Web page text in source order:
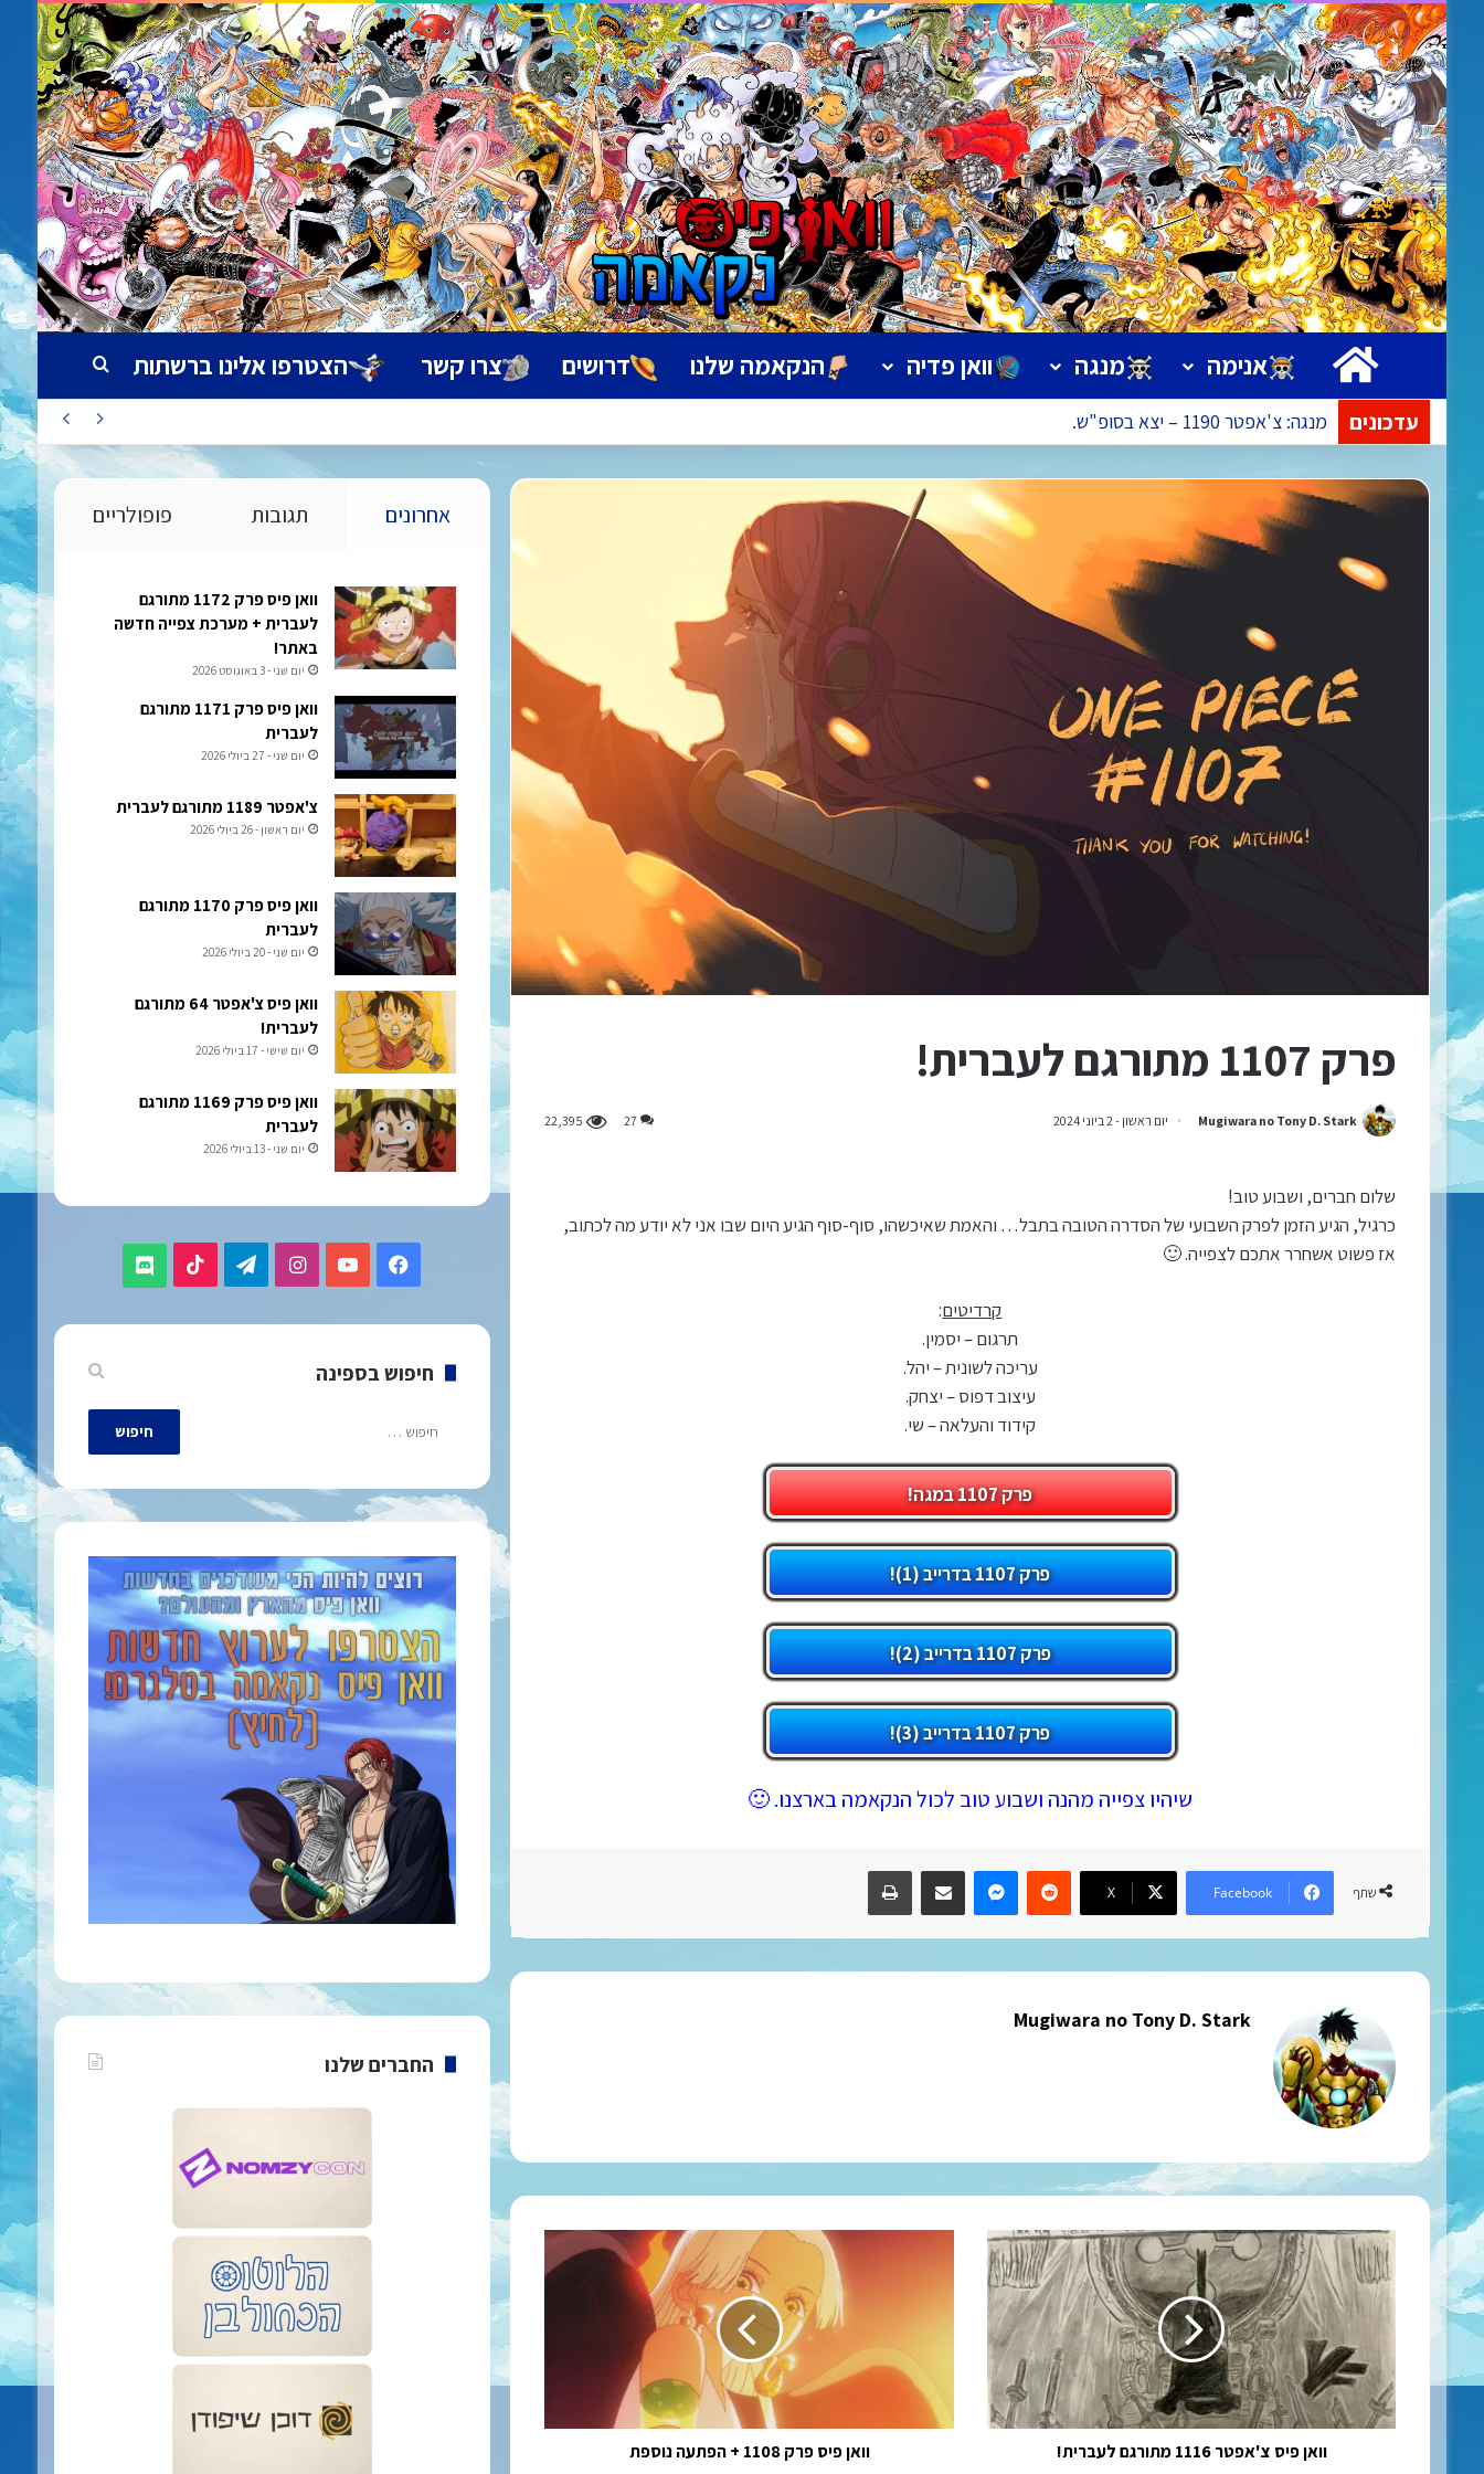
ראשי אנימה מנגה וואן פדיה הנקאמה שלנו דרושים צרו קשר הצטרפו אלינו ברשתות חיפוש עבור
עדכונים אנימה: פרק 1172 – הפרק בעריכה
פרק 1107 מתורגם לעברית!
Mugiwara no Tony D. Stark יום ראשון - 2 ביוני 2024 27
22,395
שלום חברים, ושבוע טוב!
כרגיל, הגיע הזמן לפרק השבועי של הסדרה הטובה בתבל… והאמת שאיכשהו, סוף-סוף הגיע היום שבו אני לא יודע מה לכתוב,
אז פשוט אשחרר אתכם לצפייה. 🙂
קרדיטים:
תרגום – יסמין.
עריכה לשונית – יהל.
עיצוב דפוס – יצחק.
קידוד והעלאה – שי.
פרק 1107 במגה!
פרק 1107 בדרייב (1)!
פרק 1107 בדרייב (2)!
פרק 1107 בדרייב (3)!
שיהיו צפייה מהנה ושבוע טוב לכול הנקאמה בארצנו. 🙂
שתף Facebook
X
Reddit
Messenger
שתף במייל הדפס/י
Mugiwara no Tony D. Stark
וואן
פיס
צ'אפטר
1116
מתורגם
לעברית!
וואן פיס צ'אפטר 1116 מתורגם לעברית!
נוספת
וואן פיס פרק 1108 + הפתעה נוספת
אחרונים תגובות פופולריים
וואן פיס פרק 1172 מתורגם
לעברית + מערכת צפייה חדשה
באתר!
יום שני - 3 באוגוסט 2026
וואן פיס פרק 1171 מתורגם
לעברית
יום שני - 27 ביולי 2026
צ'אפטר 1189 מתורגם לעברית
יום ראשון - 26 ביולי 2026
וואן פיס פרק 1170 מתורגם
לעברית
יום שני - 20 ביולי 2026
וואן פיס צ'אפטר 64 מתורגם
לעברית!
יום שישי - 17 ביולי 2026
וואן פיס פרק 1169 מתורגם
לעברית
יום שני - 13 ביולי 2026
Facebook
YouTube
Instagram
Telegram
TikTok
Discord
חיפוש בספינה
חיפוש:
החברים שלנו